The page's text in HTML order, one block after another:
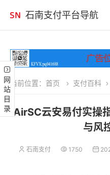
石南支付平台导航
网站目录 当前位置： 首页 支付百科
AirSC云安易付实操
与风
石南支付 1750